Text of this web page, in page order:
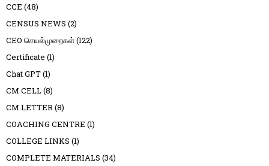
CCE (48)
CENSUS NEWS (2)
CEO செயல்முறைகள்(122)
Certificate (1)
Chat GPT(1)
CM CELL(8)
CM LETTER(8)
COACHING CENTRE (1)
COLLEGE LINKS (1)
COMPLETE MATERIALS (34)